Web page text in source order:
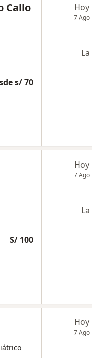
Callo
s/ 70
Hoy
7 Ago
S/ 100
Hoy
7 Ago
Hoy
7 Ago